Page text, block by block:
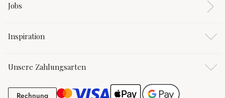
Jobs
Inspiration
Unsere Zahlungsarten
RechnungRechnung